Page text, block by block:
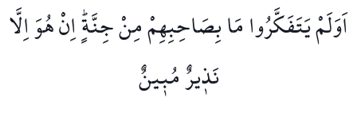
اَوَلَمْ يَتَفَكَّرُوا مَا بِصَاحِبِهِمْ مِنْ جِنَّةٍۜ اِنْ هُوَ اِلَّا
نَذ۪يرٌ مُب۪ينٌ